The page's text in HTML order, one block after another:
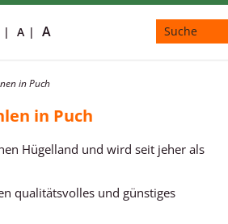
A A
in Puch
in Puch
Hügelland und wird seit jeher als
qualitätsvolles und günstiges